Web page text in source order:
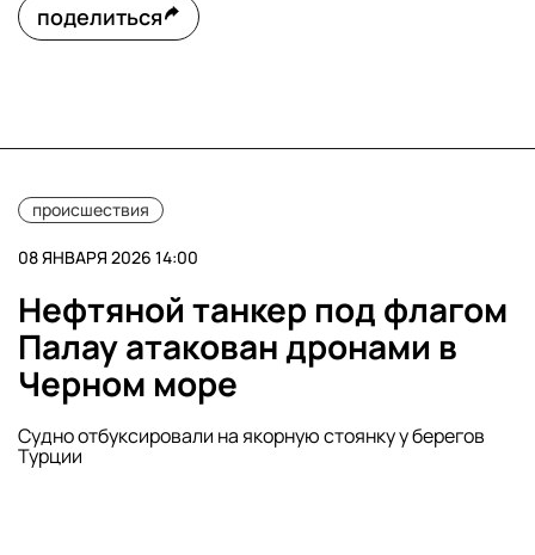
поделиться
происшествия
08 ЯНВАРЯ 2026 14:00
Нефтяной танкер под флагом
Палау атакован дронами в
Черном море
Судно отбуксировали на якорную стоянку у берегов
Турции